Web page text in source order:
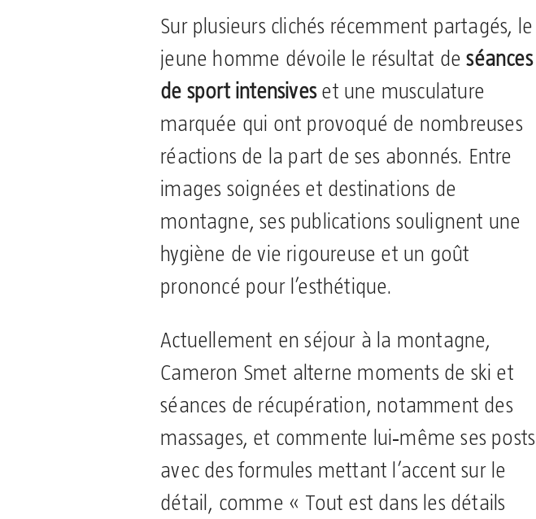
Sur plusieurs clichés récemment partagés, le
jeune homme dévoile le résultat deséances
de sport intensiveset une musculature
marquée qui ont provoqué de nombreuses
réactions de la part de ses abonnés. Entre
images soignées et destinations de
montagne, ses publications soulignent une
hygiène de vie rigoureuse et un goût
prononcé pour l’esthétique.
Actuellement en séjour à la montagne,
Cameron Smet alterne moments de ski et
séances de récupération, notamment des
massages, et commente lui‑même ses posts
avec des formules mettant l’accent sur le
détail, comme « Tout est dans les détails